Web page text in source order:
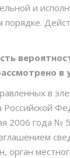
и
порядке.
в
в
Российской
2006 года
орган